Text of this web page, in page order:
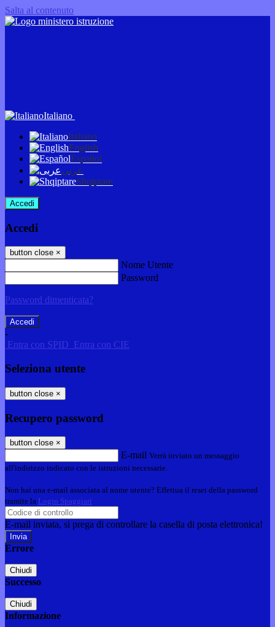
Salta al contenuto
Italiano
Italiano
English
Español
عربى
Shqiptare
Accedi
Accedi
button close ×
Nome Utente
Password
Password dimenticata?
-
Entra con SPID Entra con CIE
Seleziona utente
button close ×
Recupero password
button close ×
E-mail Verrà inviato un messaggio
all'indirizzo indicato con le istruzioni necessarie.
Non hai una e-mail associata al nome utente? Effettua il reset della password
tramite la Login Spaggiari
E-mail inviata, si prega di controllare la casella di posta elettronica!
Errore
Chiudi
Successo
Chiudi
Informazione